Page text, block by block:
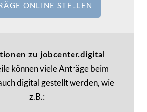
ONLINE STELLEN
zu jobcenter.digital
können viele Anträge beim
digital gestellt werden, wie
z.B.: